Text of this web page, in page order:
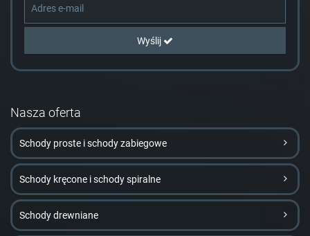
Wyślij
Nasza oferta
Schody proste i schody zabiegowe
Schody kręcone i schody spiralne
Schody drewniane